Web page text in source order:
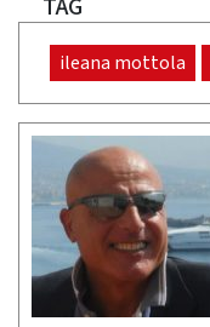
TAG
ileana mottola